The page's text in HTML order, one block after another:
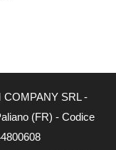
COMPANY SRL -
(FR) - Codice